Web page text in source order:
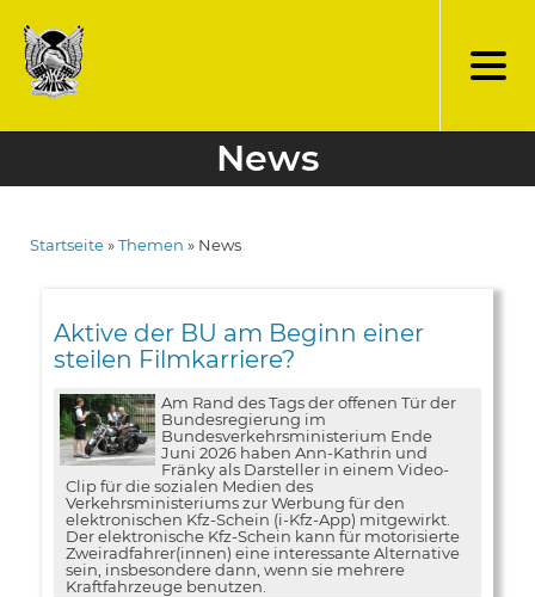
zum
Inhalt
News
Startseite Themen News
Aktive der BU am Beginn einer
steilen Filmkarriere?
Am Rand des Tags der offenen Tür der
Bundesregierung im
Bundesverkehrsministerium Ende
Juni 2026 haben Ann-Kathrin und
Fränky als Darsteller in einem Video-
Clip für die sozialen Medien des
Verkehrsministeriums zur Werbung für den
elektronischen Kfz-Schein (i-Kfz-App) mitgewirkt.
Der elektronische Kfz-Schein kann für motorisierte
Zweiradfahrer(innen) eine interessante Alternative
sein, insbesondere dann, wenn sie mehrere
Kraftfahrzeuge benutzen.